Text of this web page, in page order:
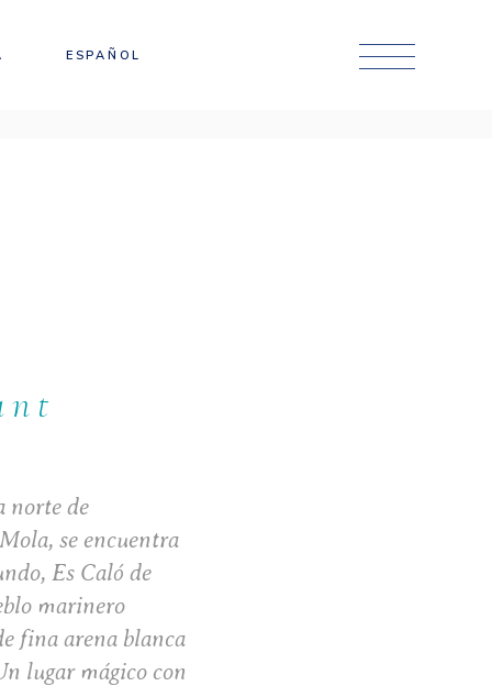
ESPAÑOL
norte de
se encuentra
Es Caló de
marinero
fina arena blanca
lugar mágico con